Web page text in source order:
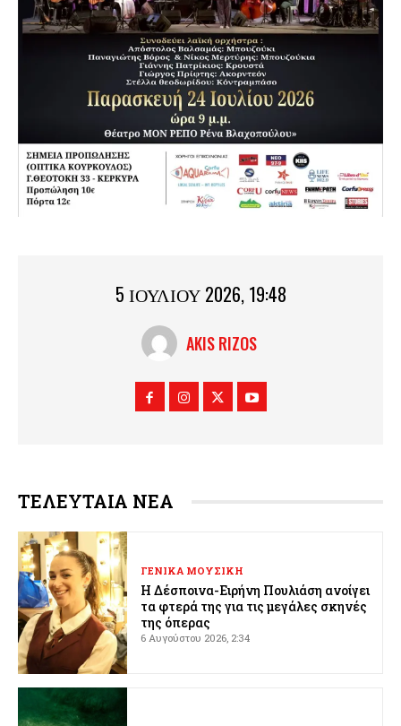
5 ΙΟΥΛΊΟΥ 2026, 19:48
AKIS RIZOS
ΤΕΛΕΥΤΑΙΑ ΝΕΑ
ΓΕΝΙΚΑ ΜΟΥΣΙΚΗ
Η Δέσποινα-Ειρήνη Πουλιάση ανοίγει
τα φτερά της για τις μεγάλες σκηνές
της όπερας
6 Αυγούστου 2026, 2:34